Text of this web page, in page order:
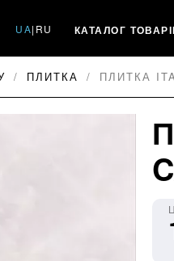
UA| RU КАТАЛОГ
ПЛИТКА ПЛИТКА